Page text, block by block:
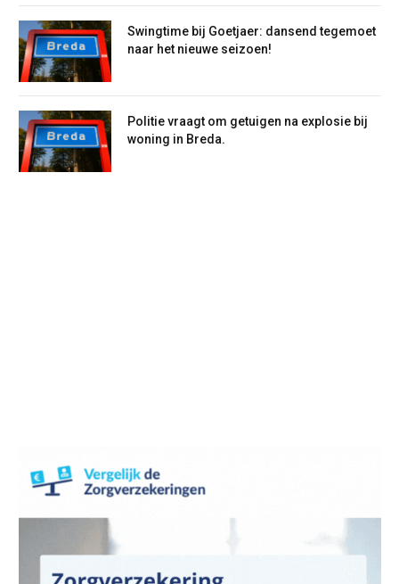
Swingtime bij Goetjaer: dansend tegemoet
naar het nieuwe seizoen!
Politie vraagt om getuigen na explosie bij
woning in Breda.